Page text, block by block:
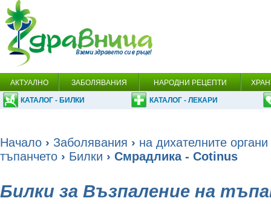
АКТУАЛНО ЗАБОЛЯВАНИЯ НАРОДНИ РЕЦЕПТИ
КАТАЛОГ - БИЛКИ КАТАЛОГ - ЛЕКАРИ
Начало › Заболявания › на дихателните
тъпанчето › Билки › Смрадлика - Cotinus
Билки за Възпаление на